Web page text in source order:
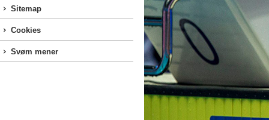
Sitemap
Cookies
Svøm mener